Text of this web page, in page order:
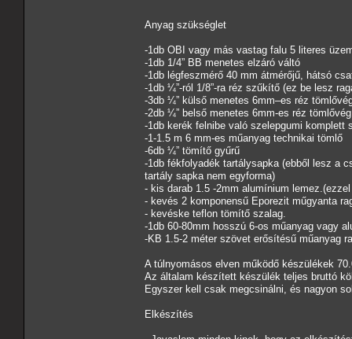
Anyag szükséglet
-1db OBI vagy más vastag falu 5 literes
-1db 1/4” BB menetes elzáró váltó
-1db légfeszmérő 40 mm átmérőjű, hátsó
-1db ¼”-ról 1/8”-ra réz szűkítő (ez be lesz
-3db ¼” külső menetes
-2db ¼” belső menetes
-1db kerék felnibe való szelepgumi komplett
-1-1.5 m 6 mm-es műanyag technikai tömlő
-6db ¼” tömítő gyűrű
-1db fékfolyadék tartálysapka (ebből lesz a
tartály sapka nem egyforma)
- kis darab 1.5 -2mm alumínium
- kevés 2 komponensű Eporezit műgyanta
- kevéske teflon tömítő szalag.
-1db 60-80mm hosszú 6-os műanyag vagy
-KB 1.5-2 méter szövet erősítésű műanyag
A túlnyomásos elven működő készülékek
Az általam készített készülék teljes bruttó
Egyszer kell csak megcsinálni, és nagyon
Elkészítés